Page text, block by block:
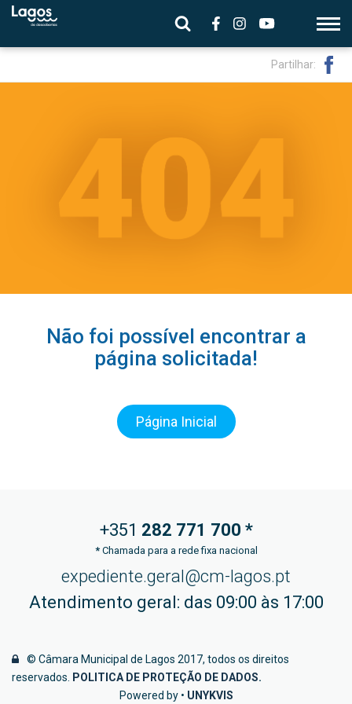
Partilhar:
Não foi possível encontrar a
página solicitada!
Página Inicial
+351 282 771 700 *
*Chamada para a rede fixa nacional
expediente.geral@cm-lagos.pt
Atendimento geral: das 09:00 às 17:00
© Câmara Municipal de Lagos 2017, todos os direitos
reservados.
POLITICA DE PROTEÇÃO DE DADOS.
Powered by • UNYKVIS